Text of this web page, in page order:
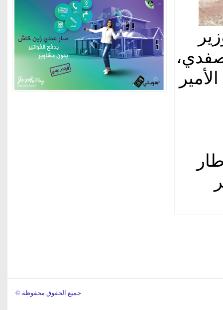
© جميع الحقوق محفوظة